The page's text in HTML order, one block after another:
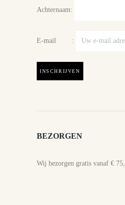
Achternaam:
E-mail :
BEZORGEN
Wij bezorgen gratis vanaf €